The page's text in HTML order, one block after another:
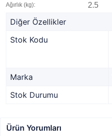
Ağırlık (kg): 2.5
Diğer Özellikler
Stok Kodu
Marka
Stok Durumu
Ürün Yorumları